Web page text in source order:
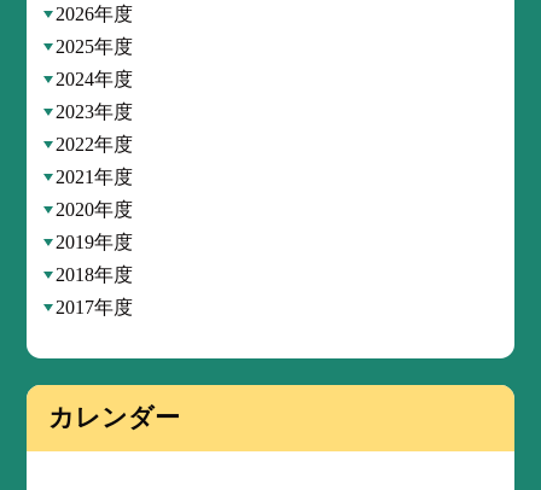
2026年度
2025年度
2024年度
2023年度
2022年度
2021年度
2020年度
2019年度
2018年度
2017年度
カレンダー